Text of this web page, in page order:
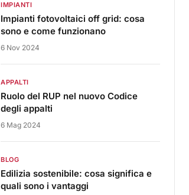
IMPIANTI
Impianti fotovoltaici off grid: cosa
sono e come funzionano
6 Nov 2024
APPALTI
Ruolo del RUP nel nuovo Codice
degli appalti
6 Mag 2024
BLOG
Edilizia sostenibile: cosa significa e
quali sono i vantaggi